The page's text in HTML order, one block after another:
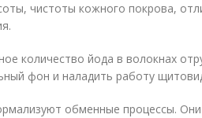
чистоты кожного покрова,
количество йода в волокнах
фон и наладить работу
обменные процессы.